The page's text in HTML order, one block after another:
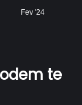
Fev '24
te